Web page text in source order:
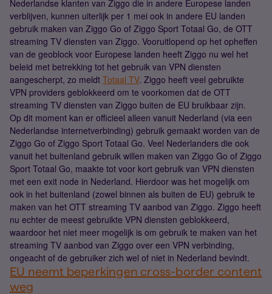
Nederlandse klanten van Ziggo die in andere Europese landen
verblijven, kunnen uiterlijk per 1 mei ook in andere EU landen
gebruik maken van Ziggo Go of Ziggo Sport Totaal Go, de OTT
streaming TV diensten van Ziggo. Vooruitlopend op het opheffen
van de geoblock voor Europese landen heeft Ziggo nu wel het
beleid met betrekking tot het gebruik van VPN diensten
aangescherpt, zo meldt Totaal TV. Ziggo heeft veel gebruikte
VPN providers geblokkeerd om te voorkomen dat de OTT
streaming TV diensten van Ziggo buiten de EU bruikbaar zijn.
Op dit moment kan er officieel alleen vanuit Nederland (via een
Nederlandse internetverbinding) gebruik gemaakt worden van de
Ziggo Go of Ziggo Sport Totaal Go. Veel Nederlanders die ook
vanuit het buitenland gebruik willen maken van Ziggo Go of Ziggo
Sport Totaal Go, maakte tot voor kort gebruik van VPN diensten
met een exit node in Nederland. Hierdoor was het mogelijk om
ook in het buitenland (zowel binnen als buiten de EU) gebruik te
maken van het OTT streaming TV aanbod van Ziggo. Ziggo heeft
nu echter de meest gebruikte VPN diensten geblokkeerd,
waardoor het niet meer mogelijk is om gebruik te maken van het
streaming TV aanbod van Ziggo over een VPN verbinding,
ongeacht of de gebruiker zich wel of niet in Nederland bevindt.
EU neemt beperkingen cross-border content
weg